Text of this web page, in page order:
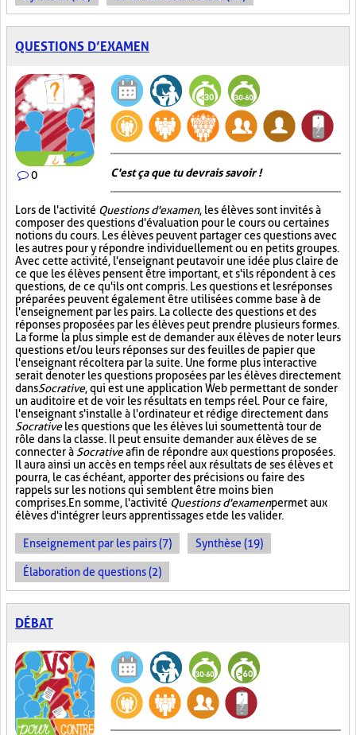
QUESTIONS D’EXAMEN
0 C'est ça que tu devrais savoir !
Lors de l'activité Questions d'examen, les élèves sont invités à
composer des questions d'évaluation pour le cours ou certaines
notions du cours. Les élèves peuvent partager ces questions avec
les autres pour y répondre individuellement ou en petits groupes.
Avec cette activité, l'enseignant peut avoir une idée plus claire de
ce que les élèves pensent être important, et s'ils répondent à ces
questions, de ce qu'ils ont compris. Les questions et les réponses
préparées peuvent également être utilisées comme base à de
l'enseignement par les pairs. La collecte des questions et des
réponses proposées par les élèves peut prendre plusieurs formes.
La forme la plus simple est de demander aux élèves de noter leurs
questions et/ou leurs réponses sur des feuilles de papier que
l'enseignant récoltera par la suite. Une forme plus interactive
serait de noter les questions proposées par les élèves directement
dansSocrative, qui est une application Web permettant de sonder
un auditoire et de voir les résultats en temps réel. Pour ce faire,
l'enseignant s'installe à l'ordinateur et rédige directement dans
Socrativeles questions que les élèves lui soumettent à tour de
rôle dans la classe. Il peut ensuite demander aux élèves de se
connecter à Socrativeafin de répondre aux questions proposées.
Il aura ainsi un accès en temps réel aux résultats de ses élèves et
pourra, le cas échéant, apporter des précisions ou faire des
rappels sur les notions qui semblent être moins bien
comprises. En somme, l'activité Questions d'examenpermet aux
élèves d'intégrer leurs apprentissages et de les valider.
Enseignement par les pairs (7) Synthèse (19)
Élaboration de questions (2)
DÉBAT